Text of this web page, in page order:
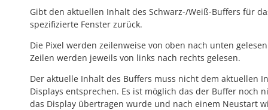
Gibt den aktuellen Inhalt des Schwarz-/Weiß-Buffers für
spezifizierte Fenster zurück.
Die Pixel werden zeilenweise von oben nach unten
Zeilen werden jeweils von links nach rechts gelesen.
Der aktuelle Inhalt des Buffers muss nicht dem aktuellen
Displays entsprechen. Es ist möglich das der Buffer noch
das Display übertragen wurde und nach einem Neustart